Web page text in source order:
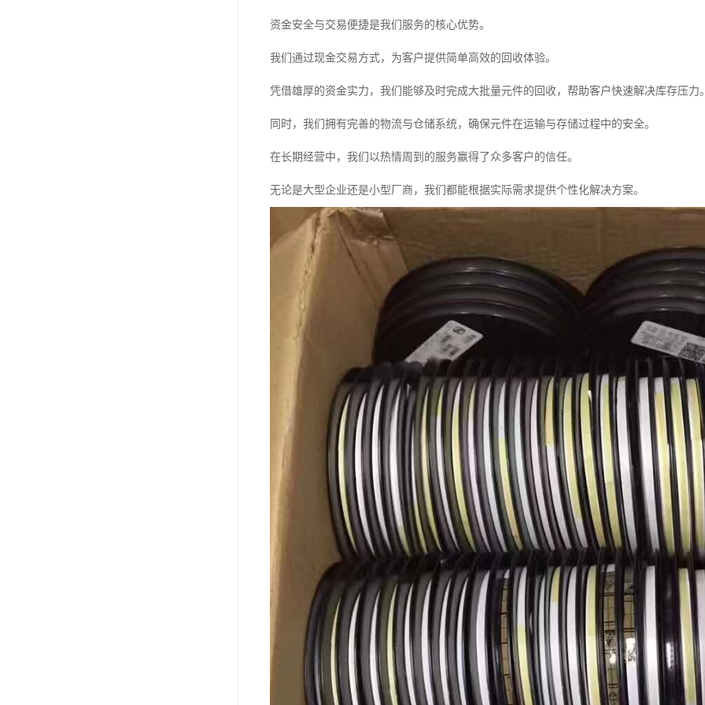
资金安全与交易便捷是我们服务的核心优势。
我们通过现金交易方式，为客户提供简单高效的回收体验。
凭借雄厚的资金实力，我们能够及时完成大批量元件的回收，帮助客户快速解决库存压力
同时，我们拥有完善的物流与仓储系统，确保元件在运输与存储过程中的安全。
在长期经营中，我们以热情周到的服务赢得了众多客户的信任。
无论是大型企业还是小型厂商，我们都能根据实际需求提供个性化解决方案。